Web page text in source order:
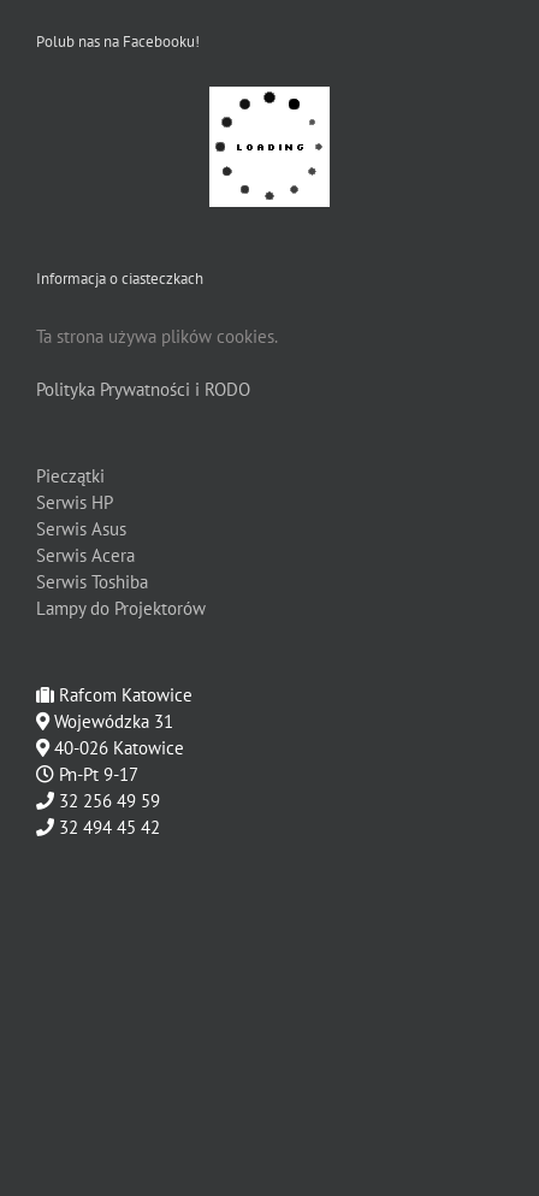
Polub nas na Facebooku!
Informacja o ciasteczkach
Ta strona używa plików cookies.
Polityka Prywatności i RODO
Pieczątki
Serwis HP
Serwis Asus
Serwis Acera
Serwis Toshiba
Lampy do Projektorów
Rafcom Katowice
Wojewódzka 31
40-026 Katowice
Pn-Pt 9-17
32 256 49 59
32 494 45 42